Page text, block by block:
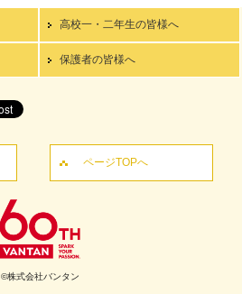
高校一・二年生の皆様へ
保護者の皆様へ
ページTOPへ
©株式会社バンタン